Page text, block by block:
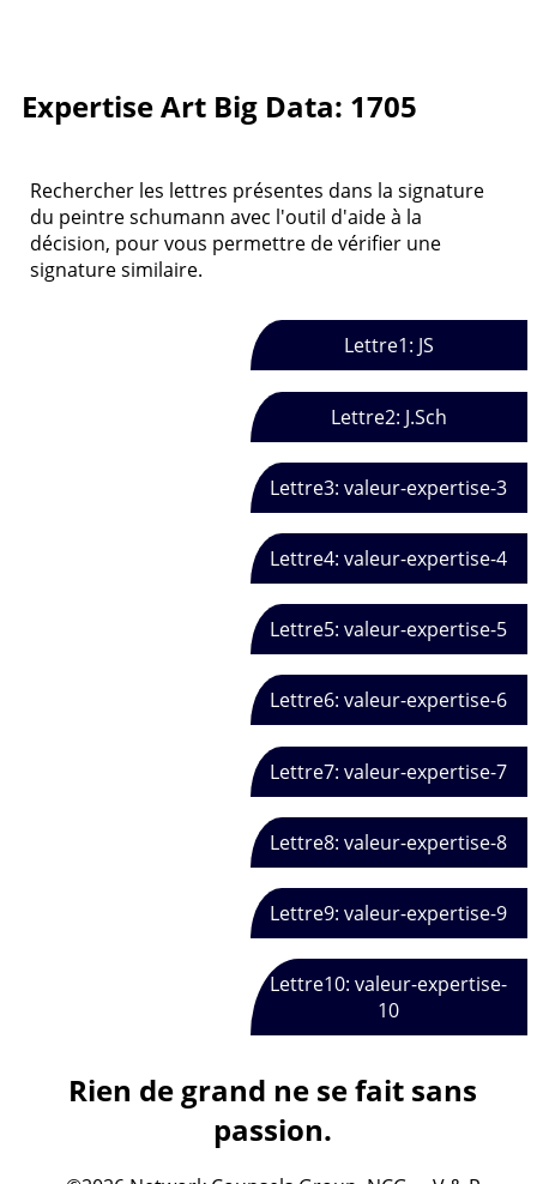
Expertise Art Big Data: 1705
Rechercher les lettres présentes dans la signature
du peintre schumann avec l'outil d'aide à la
décision, pour vous permettre de vérifier une
signature similaire.
Lettre1: JS
Lettre2: J.Sch
Lettre3: valeur-expertise-3
Lettre4: valeur-expertise-4
Lettre5: valeur-expertise-5
Lettre6: valeur-expertise-6
Lettre7: valeur-expertise-7
Lettre8: valeur-expertise-8
Lettre9: valeur-expertise-9
Lettre10: valeur-expertise-
10
Rien de grand ne se fait sans
passion.